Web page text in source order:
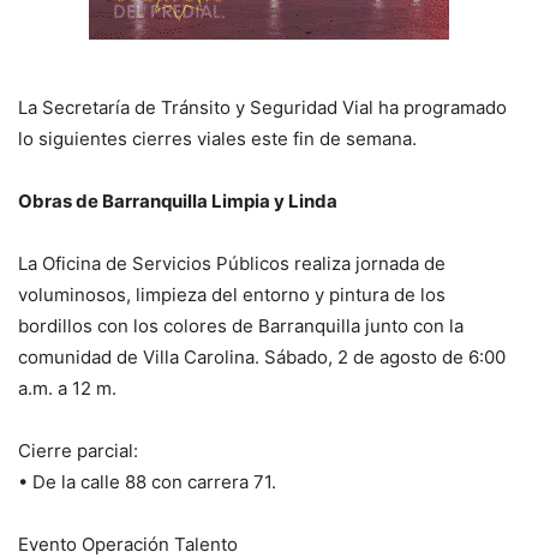
La Secretaría de Tránsito y Seguridad Vial ha programado
lo siguientes cierres viales este fin de semana.
Obras de Barranquilla Limpia y Linda
La Oficina de Servicios Públicos realiza jornada de
voluminosos, limpieza del entorno y pintura de los
bordillos con los colores de Barranquilla junto con la
comunidad de Villa Carolina. Sábado, 2 de agosto de 6:00
a.m. a 12 m.
Cierre parcial:
• De la calle 88 con carrera 71.
Evento Operación Talento